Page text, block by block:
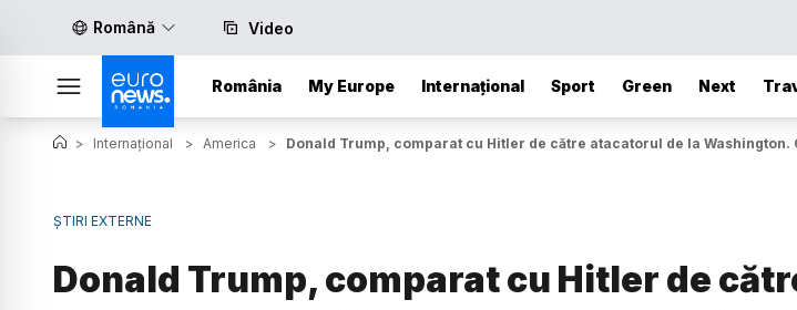
Română Video
România My Europe Internațional Sport Green Next
> Internațional > America > Donald Trump, comparat cu Hitler de către atacatorul de la
ȘTIRI EXTERNE
Donald Trump, comparat cu Hitler de